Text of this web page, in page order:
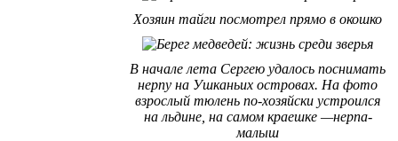
Хозяин тайги посмотрел прямо в окошко
В начале лета Сергею удалось поснимать
нерпу на Ушканьих островах. На фото
взрослый тюлень по-хозяйски устроился
на льдине, на самом краешке —нерпа-
малыш